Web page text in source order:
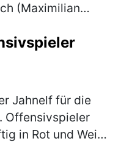
(Maximilian
persönlichen
Jahnelf für die
Offensivspieler
in Rot und Weiß